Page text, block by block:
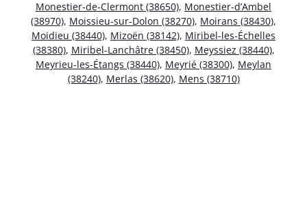
Monestier-de-Clermont (38650), Monestier-d’Ambel
(38970), Moissieu-sur-Dolon (38270), Moirans (38430),
Moidieu (38440), Mizoën (38142), Miribel-les-Échelles
(38380), Miribel-Lanchâtre (38450), Meyssiez (38440),
Meyrieu-les-Étangs (38440), Meyrié (38300), Meylan
(38240), Merlas (38620), Mens (38710)